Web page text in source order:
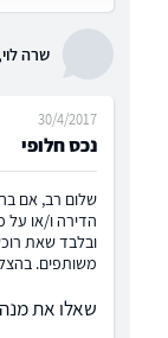
שרה
נכס חלופי
30/4/2017
שלום רב, אם
הדירה ו/או
ובלבד שאת
משותפים.
שאלו את